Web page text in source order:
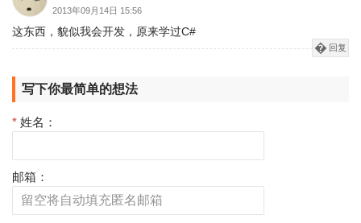
2013年09月14日 15:56
这东西，貌似我会开发，原来学过C#
回复
写下你最简单的想法
* 姓名：
邮箱：